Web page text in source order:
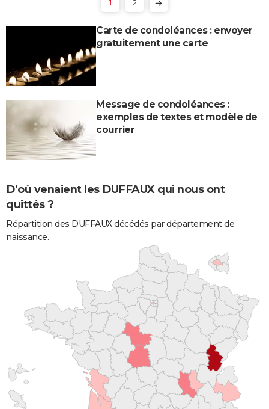
1 2
Carte de condoléances : envoyer
gratuitement une carte
Message de condoléances :
exemples de textes et modèle de
courrier
D'où venaient les DUFFAUX qui nous ont
quittés ?
Répartition des DUFFAUX décédés par département de
naissance.